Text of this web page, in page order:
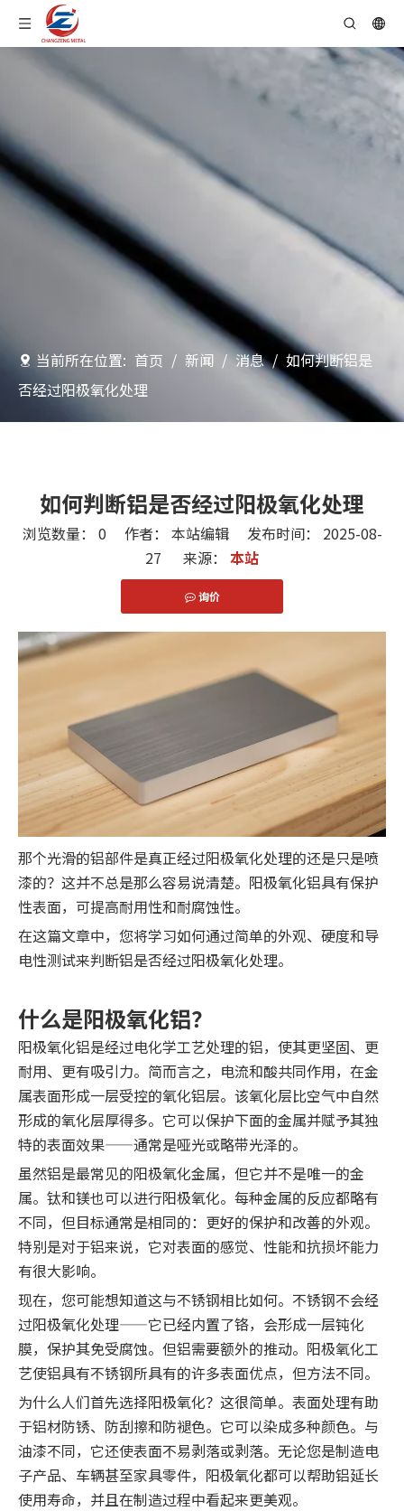
当前所在位置: 首页 / 新闻 / 消息 / 如何判断铝是
否经过阳极氧化处理
如何判断铝是否经过阳极氧化处理
浏览数量： 0 作者： 本站编辑 发布时间： 2025-08-
27 来源： 本站
询价
那个光滑的铝部件是真正经过阳极氧化处理的还是只是喷
漆的？这并不总是那么容易说清楚。阳极氧化铝具有保护
性表面，可提高耐用性和耐腐蚀性。
在这篇文章中，您将学习如何通过简单的外观、硬度和导
电性测试来判断铝是否经过阳极氧化处理。
什么是阳极氧化铝？
阳极氧化铝是经过电化学工艺处理的铝，使其更坚固、更
耐用、更有吸引力。简而言之，电流和酸共同作用，在金
属表面形成一层受控的氧化铝层。该氧化层比空气中自然
形成的氧化层厚得多。它可以保护下面的金属并赋予其独
特的表面效果——通常是哑光或略带光泽的。
虽然铝是最常见的阳极氧化金属，但它并不是唯一的金
属。钛和镁也可以进行阳极氧化。每种金属的反应都略有
不同，但目标通常是相同的：更好的保护和改善的外观。
特别是对于铝来说，它对表面的感觉、性能和抗损坏能力
有很大影响。
现在，您可能想知道这与不锈钢相比如何。不锈钢不会经
过阳极氧化处理——它已经内置了铬，会形成一层钝化
膜，保护其免受腐蚀。但铝需要额外的推动。阳极氧化工
艺使铝具有不锈钢所具有的许多表面优点，但方法不同。
为什么人们首先选择阳极氧化？这很简单。表面处理有助
于铝材防锈、防刮擦和防褪色。它可以染成多种颜色。与
油漆不同，它还使表面不易剥落或剥落。无论您是制造电
子产品、车辆甚至家具零件，阳极氧化都可以帮助铝延长
使用寿命，并且在制造过程中看起来更美观。